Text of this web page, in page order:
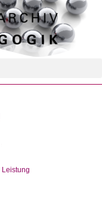
Leistung